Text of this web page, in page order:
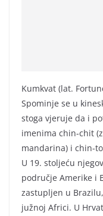
Kumkvat (lat.
Spominje se u
stoga vjeruje da i
imenima chin-chit
mandarina) i chin-
U 19. stoljeću
područje Amerike i
zastupljen u
južnoj Africi. U